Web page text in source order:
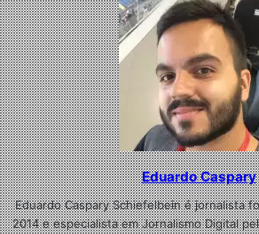
Eduardo Caspary
Eduardo Caspary Schiefelbein é jornalista
2014 e especialista em Jornalismo Digital